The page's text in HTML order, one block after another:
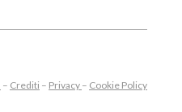
– Crediti – Privacy – Cookie Policy